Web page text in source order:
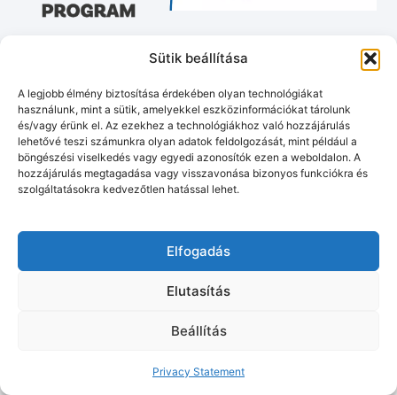
Sütik beállítása
A legjobb élmény biztosítása érdekében olyan technológiákat
használunk, mint a sütik, amelyekkel eszközinformációkat tárolunk
és/vagy érünk el. Az ezekhez a technológiákhoz való hozzájárulás
lehetővé teszi számunkra olyan adatok feldolgozását, mint például a
böngészési viselkedés vagy egyedi azonosítók ezen a weboldalon. A
hozzájárulás megtagadása vagy visszavonása bizonyos funkciókra és
szolgáltatásokra kedvezőtlen hatással lehet.
Elfogadás
Elutasítás
Beállítás
Privacy Statement
Munipolis Adatvédelmi tájékoztatóImpresszum
© Murakeresztúr község honlapja2026• Készítette:Tóth Gergő